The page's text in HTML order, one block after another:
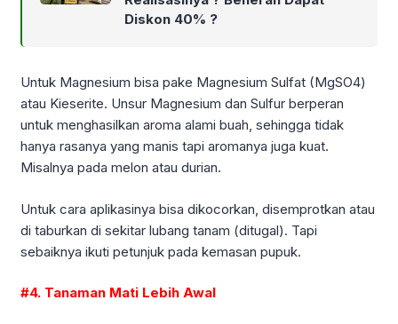
Diskon 40% ?
Untuk Magnesium bisa pake Magnesium Sulfat (MgSO4)
atau Kieserite. Unsur Magnesium dan Sulfur berperan
untuk menghasilkan aroma alami buah, sehingga tidak
hanya rasanya yang manis tapi aromanya juga kuat.
Misalnya pada melon atau durian.
Untuk cara aplikasinya bisa dikocorkan, disemprotkan atau
di taburkan di sekitar lubang tanam (ditugal). Tapi
sebaiknya ikuti petunjuk pada kemasan pupuk.
#4. Tanaman Mati Lebih Awal